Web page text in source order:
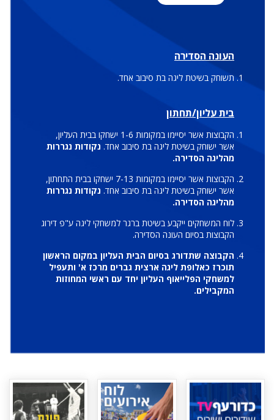
העונה הסדירה
תשוחק בשיטת ליגה בת סיבוב אחד.
בית עליון/תחתון
הקבוצות אשר יסיימו במקומות 1-6 ישחקו בבית העליון,
אשר ישוחק בשיטת ליגה בת סיבוב אחד. נקודות נגררות
מהליגה הסדירה.
הקבוצות אשר יסיימו במקומות 7-13 ישחקו בבית התחתון,
אשר ישוחק בשיטת ליגה בת סיבוב אחד. נקודות נגררות
מהליגה הסדירה.
לוח המשחקים ייקבע בשיטת ברגר למשחקי ליגה ע"פ דירוג
הקבוצות בסיום העונה הסדירה.
הקבוצה שתדורג בסיום הבית העליון במקום הראשון
תוכרז כאלופת ליגה ארצית גברים מרכז א' ותעפיל
למשחקי הפלייאוף העליון יחד עם ראשי המחוזות
המקבילים.